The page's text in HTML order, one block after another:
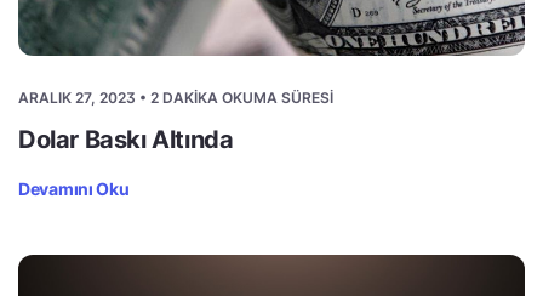
ARALIK 27, 2023 • 2 DAKIKA OKUMA SÜRESI
Dolar Baskı Altında
Devamını Oku